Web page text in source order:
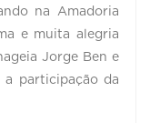
na Amadoria
e muita alegria
Jorge Ben e
a participação da